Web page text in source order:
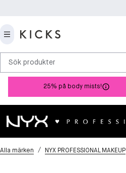
Sök produkter
25% på body mists!
Alla märken / NYX PROFESSIONAL MAKEUP